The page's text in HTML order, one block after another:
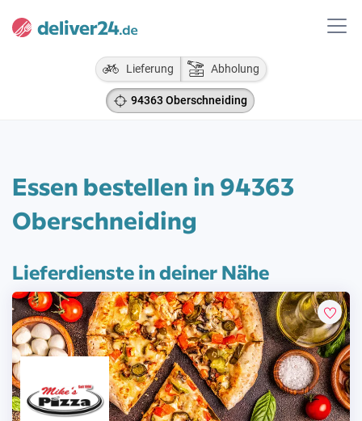
Lieferung Abholung
94363 Oberschneiding
Essen bestellen in 94363
Oberschneiding
Lieferdienste in deiner Nähe